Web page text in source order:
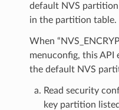
default NVS partition
in the partition table.
When
menuconfig, this API
the default NVS
Read security
key partition